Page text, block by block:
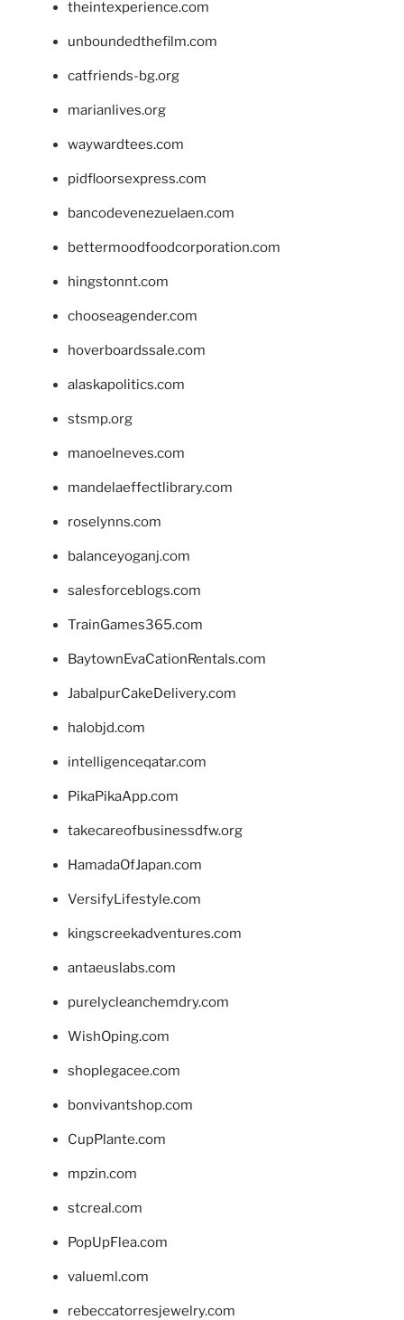
theintexperience.com
unboundedthefilm.com
catfriends-bg.org
marianlives.org
waywardtees.com
pidfloorsexpress.com
bancodevenezuelaen.com
bettermoodfoodcorporation.com
hingstonnt.com
chooseagender.com
hoverboardssale.com
alaskapolitics.com
stsmp.org
manoelneves.com
mandelaeffectlibrary.com
roselynns.com
balanceyoganj.com
salesforceblogs.com
TrainGames365.com
BaytownEvaCationRentals.com
JabalpurCakeDelivery.com
halobjd.com
intelligenceqatar.com
PikaPikaApp.com
takecareofbusinessdfw.org
HamadaOfJapan.com
VersifyLifestyle.com
kingscreekadventures.com
antaeuslabs.com
purelycleanchemdry.com
WishOping.com
shoplegacee.com
bonvivantshop.com
CupPlante.com
mpzin.com
stcreal.com
PopUpFlea.com
valueml.com
rebeccatorresjewelry.com